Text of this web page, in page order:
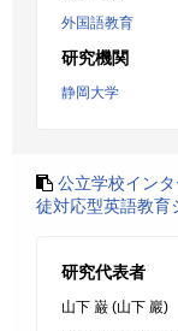
外国語教育
研究機関
静岡大学
公立学校イン
徒対応型英語教育
研究代表者
山下 巌 (山下 巖)